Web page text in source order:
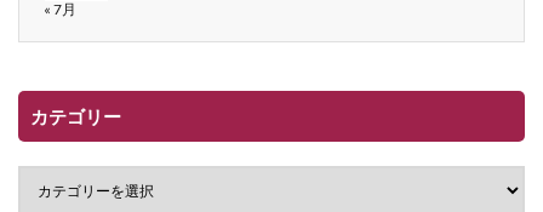
« 7月
カテゴリー